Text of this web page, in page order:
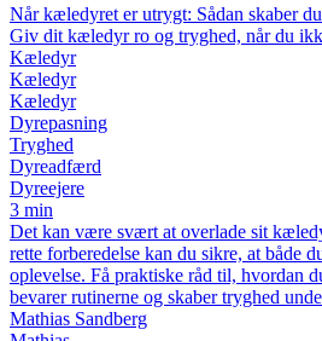
Når kæledyret er utrygt: Sådan skaber
Giv dit kæledyr ro og tryghed, når du
Kæledyr
Kæledyr
Kæledyr
Dyrepasning
Tryghed
Dyreadfærd
Dyreejere
3 min
Det kan være svært at overlade sit
rette forberedelse kan du sikre, at både
oplevelse. Få praktiske råd til, hvordan
bevarer rutinerne og skaber tryghed
Mathias Sandberg